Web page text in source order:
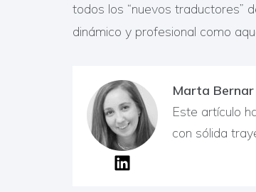
todos los “nuevos traductores”
dinámico y profesional como
Marta Bernar
Este artículo
con sólida